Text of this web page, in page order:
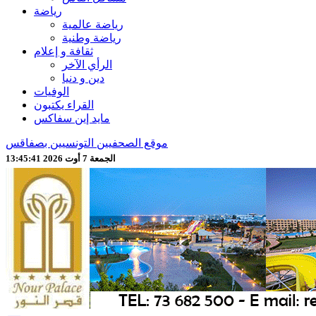
رياضة
رياضة عالمية
رياضة وطنية
ثقافة و إعلام
الرأي الآخر
دين و دنيا
الوفيات
القراء يكتبون
مايد إين سفاكس
موقع الصحفيين التونسيين بصفاقس
الجمعة 7 أوت 2026 13:45:44